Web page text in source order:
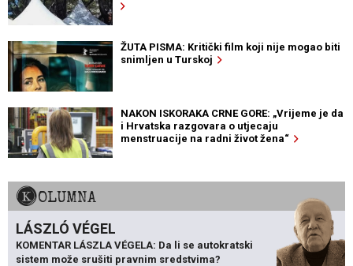
ŽUTA PISMA: Kritički film koji nije mogao biti
snimljen u Turskoj
NAKON ISKORAKA CRNE GORE: „Vrijeme je da
i Hrvatska razgovara o utjecaju
menstruacije na radni život žena“
KOLUMNA
LÁSZLÓ VÉGEL
KOMENTAR LÁSZLA VÉGELA: Da li se autokratski
sistem može srušiti pravnim sredstvima?